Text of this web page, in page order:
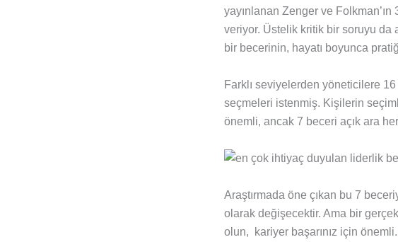
yayınlanan Zenger ve Folkman’ın
veriyor. Üstelik kritik bir soruyu da
bir becerinin, hayatı boyunca
Farklı seviyelerden yöneticilere
seçmeleri istenmiş. Kişilerin
önemli, ancak 7 beceri açık ara
Araştırmada öne çıkan bu 7
olarak değişecektir. Ama bir
olun, kariyer başarınız için önemli.